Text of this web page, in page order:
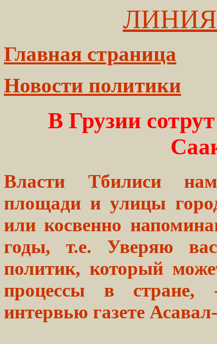
Главная страница
Новости политики
В Грузии
Власти Тбилиси
площади и улицы
или косвенно
годы, т.е. Уверяю
политик, который
процессы в стране,
интервью газете